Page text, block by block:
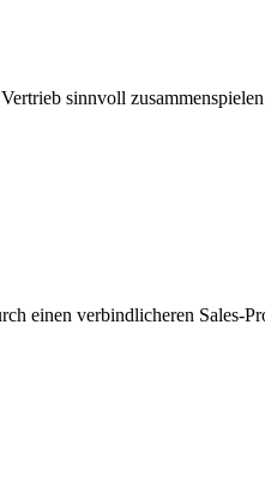
sinnvoll
einen verbindlicheren Sales-